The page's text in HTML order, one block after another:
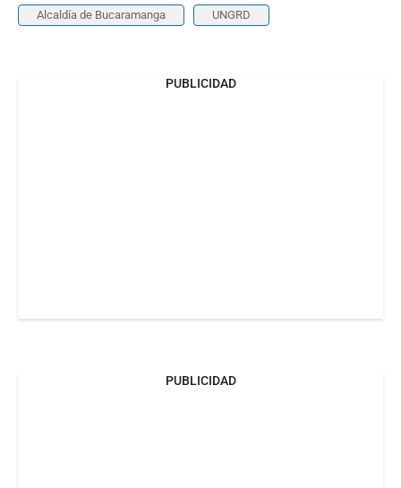
Alcaldía de Bucaramanga UNGRD
PUBLICIDAD
PUBLICIDAD